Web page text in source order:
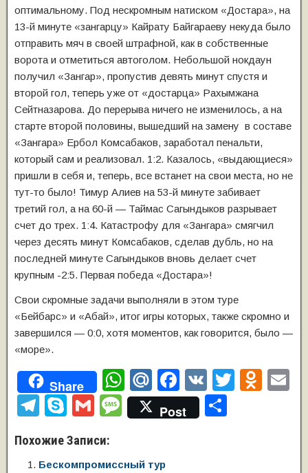
оптимальному. Под нескромным натиском «Достара», на
13-й минуте «зангарцу» Кайрату Байгараеву некуда было
отправить мяч в своей штрафной, как в собственные
ворота и отметиться автоголом. Небольшой нокдаун
получил «Зангар», пропустив девять минут спустя и
второй гол, теперь уже от «достарца» Рахымжана
Сейтназарова. До перерыва ничего не изменилось, а на
старте второй половины, вышедший на замену в составе
«Зангара» Ербол Комсабаков, заработал пенальти,
который сам и реализовал. 1:2. Казалось, «выдающиеся»
пришли в себя и, теперь, все встанет на свои места, но не
тут-то было! Тимур Алиев на 53-й минуте забивает
третий гол, а на 60-й — Таймас Сагындыков разрывает
счет до трех. 1:4. Катастрофу для «Зангара» смягчил
через десять минут Комсабаков, сделав дубль, но на
последней минуте Сагындыков вновь делает счет
крупным -2:5. Первая победа «Достара»!
Свои скромные задачи выполняли в этом туре
«Бейбарс» и «Абай», итог игры которых, также скромно и
завершился — 0:0, хотя моментов, как говорится, было —
«море».
Share
W
h
at
M
ail
.R
F
a
c
V
K
T
O
T
e
S
p
G
ail
M
Post
Похожие Записи:
Бескомпромиссный тур